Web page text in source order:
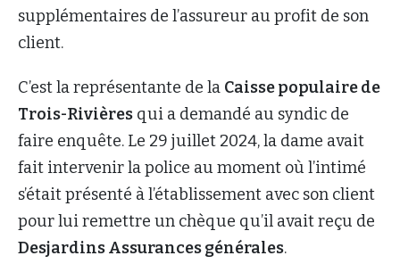
supplémentaires de l’assureur au profit de son
client.
C’est la représentante de la Caisse populaire de
Trois-Rivières qui a demandé au syndic de
faire enquête. Le 29 juillet 2024, la dame avait
fait intervenir la police au moment où l’intimé
s’était présenté à l’établissement avec son client
pour lui remettre un chèque qu’il avait reçu de
Desjardins Assurances générales.